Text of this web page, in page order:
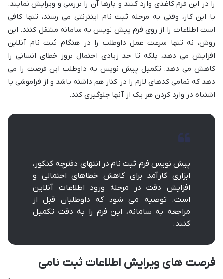
را در این فرم کاغذی وارد کنند و بارها آن را بررسی و ویرایش نمایند.
با این کار، وقتی به مرحله ثبت نام اینترنتی می رسند، تنها کافی
است اطلاعات را از روی فرم پیش نویس به سامانه منتقل کنند. این
روش، نه تنها سرعت عمل داوطلب را در هنگام ثبت نام آنلاین
افزایش می دهد، بلکه تا حد زیادی احتمال بروز خطای انسانی را
کاهش می دهد. تکمیل پیش نویس به داوطلب این فرصت را می
دهد که تمامی کدهای لازم را در کنار هم داشته باشد و از فراموشی یا
اشتباه در وارد کردن هر یک از آنها جلوگیری کند.
پیش نویس فرم ثبت نام در انتهای دفترچه کنکور،
ابزاری کارآمد برای کاهش خطاهای احتمالی و
افزایش دقت در مرحله ورود اطلاعات آنلاین
است. توصیه می شود که داوطلبان قبل از
مراجعه به سامانه، این فرم را به دقت تکمیل
کنند.
فرصت های ویرایش اطلاعات ثبت نامی